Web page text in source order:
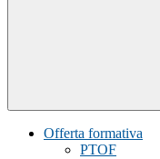
Offerta formativa
PTOF